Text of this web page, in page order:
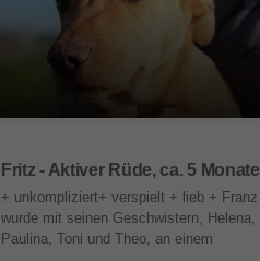
Fritz - Aktiver Rüde, ca. 5 Monate
+ unkompliziert+ verspielt + lieb + Franz
wurde mit seinen Geschwistern, Helena,
Paulina, Toni und Theo, an einem